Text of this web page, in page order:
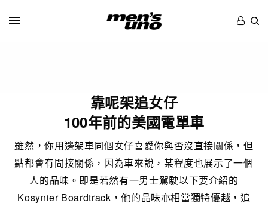
靠呢架追女仔
100年前的美國電單車
雖然，你用邊架車同個女仔喜愛你與否沒直接關係，但
點都會有間接關係，因為車來說，某程度也展示了一個
人的品味。即是若然有一男士駕駛以下要介紹的
Kosynier Boardtrack，他的品味亦相當獨特優越，追